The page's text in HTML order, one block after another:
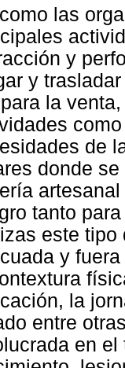
las
y
y
la
de
donde
tanto
este tipo
y
la
entre
en